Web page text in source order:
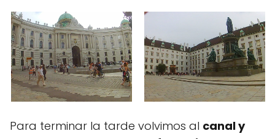
Para terminar la tarde volvimos al canal y